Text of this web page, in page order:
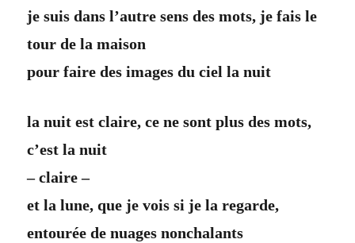
je suis dans l’autre sens des mots, je fais le
tour de la maison
pour faire des images du ciel la nuit
la nuit est claire, ce ne sont plus des mots,
c’est la nuit
– claire –
et la lune, que je vois si je la regarde,
entourée de nuages nonchalants